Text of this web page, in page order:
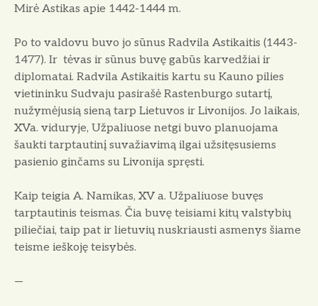
Mirė Astikas apie 1442-1444 m.
Po to valdovu buvo jo sūnus Radvila Astikaitis (1443-
1477). Ir tėvas ir sūnus buvę gabūs karvedžiai ir
diplomatai. Radvila Astikaitis kartu su Kauno pilies
vietininku Sudvaju pasirašė Rastenburgo sutartį,
nužymėjusią sieną tarp Lietuvos ir Livonijos. Jo laikais,
XVa. viduryje, Užpaliuose netgi buvo planuojama
šaukti tarptautinį suvažiavimą ilgai užsitęsusiems
pasienio ginčams su Livonija spręsti.
Kaip teigia A. Namikas, XV a. Užpaliuose buvęs
tarptautinis teismas. Čia buvę teisiami kitų valstybių
piliečiai, taip pat ir lietuvių nuskriausti asmenys šiame
teisme ieškoję teisybės.
—